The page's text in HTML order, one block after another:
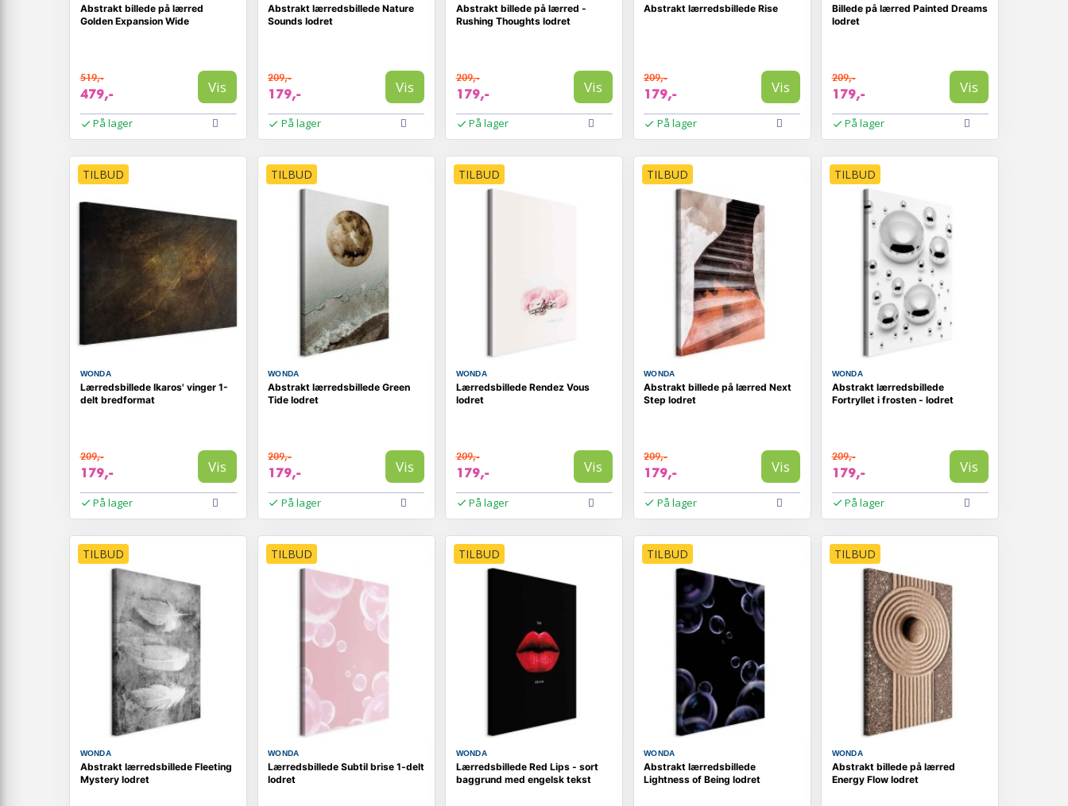
Abstrakt billede på lærred
Golden Expansion Wide
519,-
479,- Vis
På lager
Abstrakt lærredsbillede Nature
Sounds lodret
209,-
179,- Vis
På lager
Abstrakt billede på lærred -
Rushing Thoughts lodret
209,-
179,- Vis
På lager
Abstrakt lærredsbillede Rise
209,-
179,- Vis
På lager
Billede på lærred Painted Dreams
lodret
209,-
179,- Vis
På lager
TILBUD
WONDA
Lærredsbillede Ikaros' vinger 1-
delt bredformat
209,-
179,- Vis
På lager
TILBUD
WONDA
Abstrakt lærredsbillede Green
Tide lodret
209,-
179,- Vis
På lager
TILBUD
WONDA
Lærredsbillede Rendez Vous
lodret
209,-
179,- Vis
På lager
TILBUD
WONDA
Abstrakt billede på lærred Next
Step lodret
209,-
179,- Vis
På lager
TILBUD
WONDA
Abstrakt lærredsbillede
Fortryllet i frosten - lodret
209,-
179,- Vis
På lager
TILBUD
WONDA
Abstrakt lærredsbillede Fleeting
Mystery lodret
TILBUD
WONDA
Lærredsbillede Subtil brise 1-delt
lodret
TILBUD
WONDA
Lærredsbillede Red Lips - sort
baggrund med engelsk tekst
TILBUD
WONDA
Abstrakt lærredsbillede
Lightness of Being lodret
TILBUD
WONDA
Abstrakt billede på lærred
Energy Flow lodret